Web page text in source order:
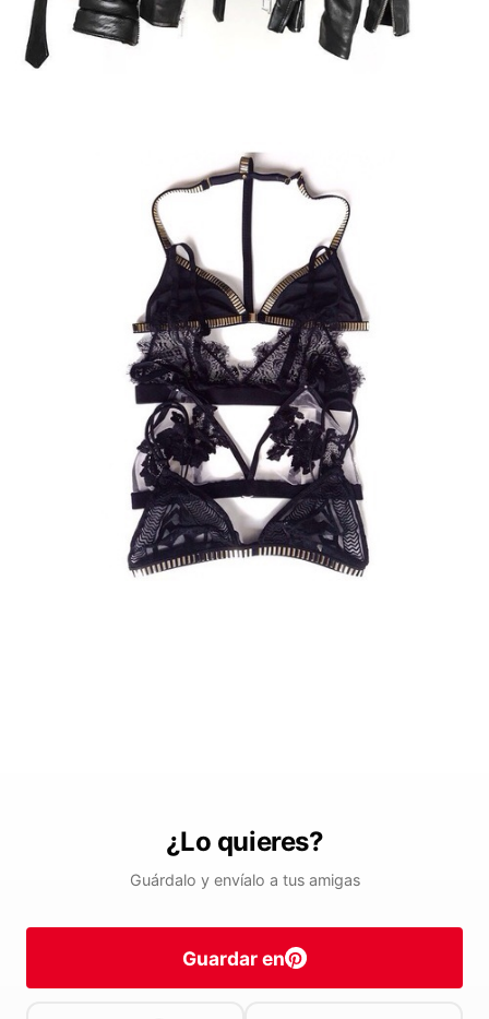
¿Lo quieres?
Guárdalo y envíalo a tus amigas
Guardar en